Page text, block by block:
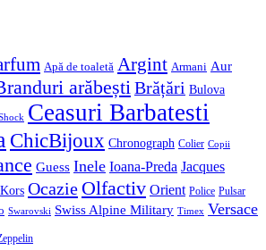
Apă de toaletă Argint Armani Aur
arăbeștiBrățări Bulova
Ceasuri Barbatesti
ChicBijoux Chronograph Colier Copii
Guess Inele Ioana-Preda Jacques
Ocazie Olfactiv Orient Police Pulsar
Swarovski Swiss Alpine Military Timex Versace